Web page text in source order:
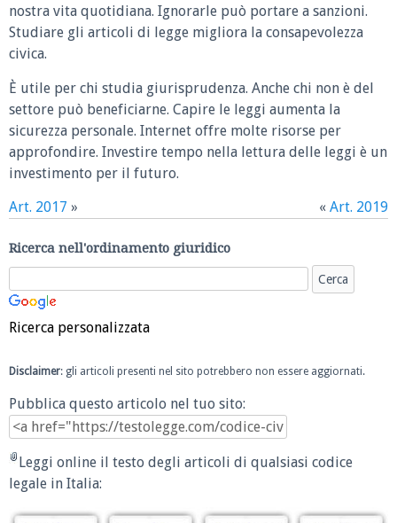
nostra vita quotidiana. Ignorarle può portare a sanzioni.
Studiare gli articoli di legge migliora la consapevolezza
civica.
È utile per chi studia giurisprudenza. Anche chi non è del
settore può beneficiarne. Capire le leggi aumenta la
sicurezza personale. Internet offre molte risorse per
approfondire. Investire tempo nella lettura delle leggi è un
investimento per il futuro.
Art. 2017 » « Art. 2019
Ricerca nell'ordinamento giuridico
Ricerca personalizzata
Disclaimer: gli articoli presenti nel sito potrebbero non essere aggiornati.
Pubblica questo articolo nel tuo sito:
Leggi online il testo degli articoli di qualsiasi codice
legale in Italia: